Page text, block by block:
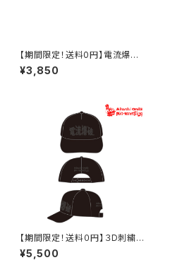
【期間限定！送料0円】電流爆破
タオル2026
¥3,850
【期間限定！送料０円】３D刺繍
電流爆破キャップ 黒×黒
¥5,500